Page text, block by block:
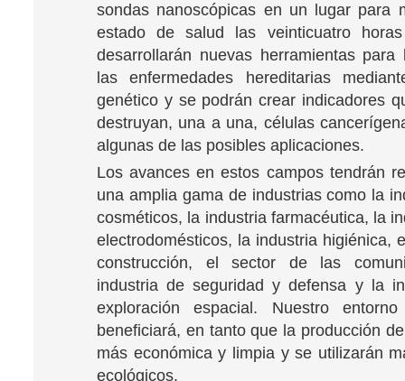
sondas nanoscópicas en un lugar para
estado de salud las veinticuatro
desarrollarán nuevas herramientas para
las enfermedades hereditarias
genético y se podrán crear indicadores
destruyan, una a una, células
algunas de las posibles aplicaciones.
Los avances en estos campos tendrán
una amplia gama de industrias como la
cosméticos, la industria farmacéutica, la
electrodomésticos, la industria higiénica,
construcción, el sector de las
industria de seguridad y defensa y la
exploración espacial. Nuestro
beneficiará, en tanto que la producción
más económica y limpia y se utilizarán
ecológicos.